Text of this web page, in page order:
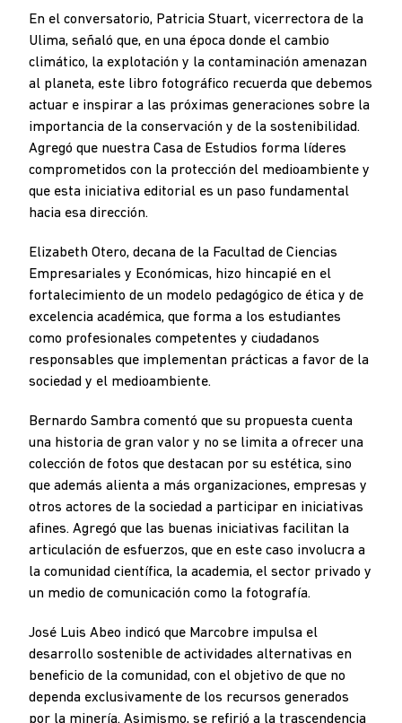
En el conversatorio, Patricia Stuart, vicerrectora de la
Ulima, señaló que, en una época donde el cambio
climático, la explotación y la contaminación amenazan
al planeta, este libro fotográfico recuerda que debemos
actuar e inspirar a las próximas generaciones sobre la
importancia de la conservación y de la sostenibilidad.
Agregó que nuestra Casa de Estudios forma líderes
comprometidos con la protección del medioambiente y
que esta iniciativa editorial es un paso fundamental
hacia esa dirección.
Elizabeth Otero, decana de la Facultad de Ciencias
Empresariales y Económicas, hizo hincapié en el
fortalecimiento de un modelo pedagógico de ética y de
excelencia académica, que forma a los estudiantes
como profesionales competentes y ciudadanos
responsables que implementan prácticas a favor de la
sociedad y el medioambiente.
Bernardo Sambra comentó que su propuesta cuenta
una historia de gran valor y no se limita a ofrecer una
colección de fotos que destacan por su estética, sino
que además alienta a más organizaciones, empresas y
otros actores de la sociedad a participar en iniciativas
afines. Agregó que las buenas iniciativas facilitan la
articulación de esfuerzos, que en este caso involucra a
la comunidad científica, la academia, el sector privado y
un medio de comunicación como la fotografía.
José Luis Abeo indicó que Marcobre impulsa el
desarrollo sostenible de actividades alternativas en
beneficio de la comunidad, con el objetivo de que no
dependa exclusivamente de los recursos generados
por la minería. Asimismo, se refirió a la trascendencia